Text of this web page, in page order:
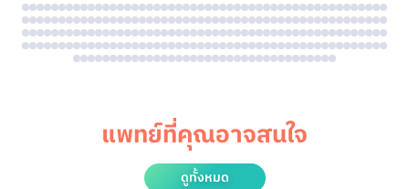
แพทย์ที่คุณอาจสนใจ
ดูทั้งหมด